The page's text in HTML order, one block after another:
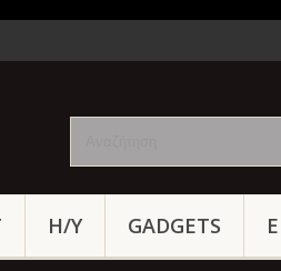
Η/Υ GADGETS